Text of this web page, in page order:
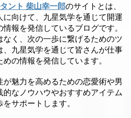
ント 柴山幸一郎のサイトとは、
向けて、九星気学を通じて開運
報を発信しているブログです。
く、次の一歩に繋げるためのツ
、九星気学を通じて皆さんが仕事
の情報を発信しています。
が魅力を高めるための恋愛術や男
なノウハウやおすすめアイテム
サポートします。